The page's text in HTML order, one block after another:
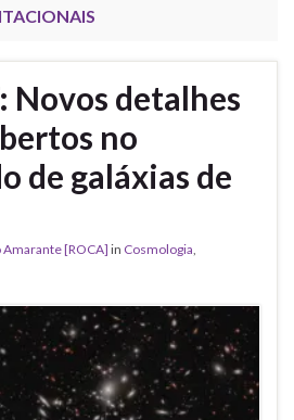
Novos detalhes
no
de galáxias de
[ROCA] in Cosmologia,